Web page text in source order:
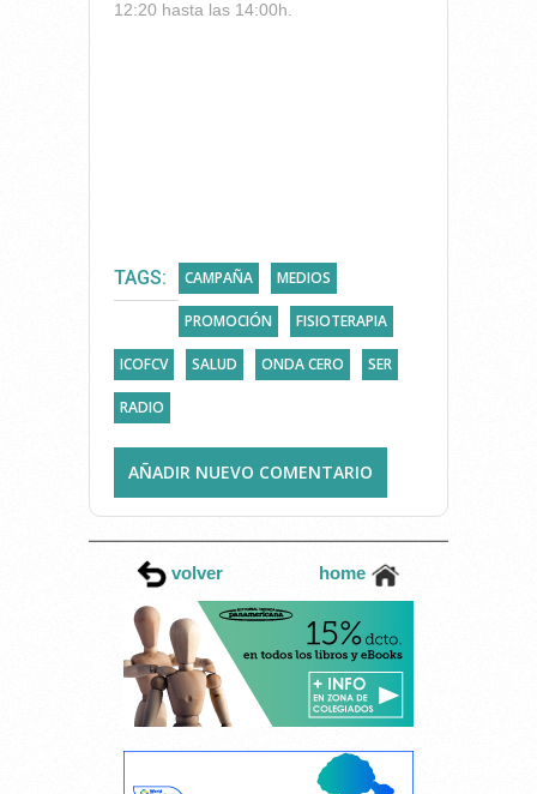
12:20 hasta las 14:00h.
TAGS: CAMPAÑA MEDIOS
PROMOCIÓN FISIOTERAPIA
ICOFCV SALUD ONDA CERO SER
RADIO
AÑADIR NUEVO COMENTARIO
volver home